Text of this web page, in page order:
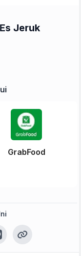
Jeruk
GrabFood